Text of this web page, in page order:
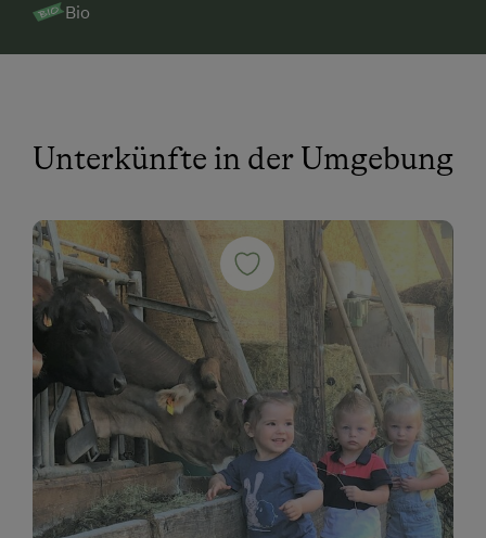
Bio
Unterkünfte in der Umgebung